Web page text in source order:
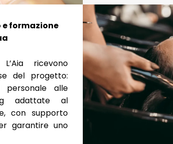
formazione
ricevono
del progetto:
personale alle
adattate al
con supporto
garantire uno